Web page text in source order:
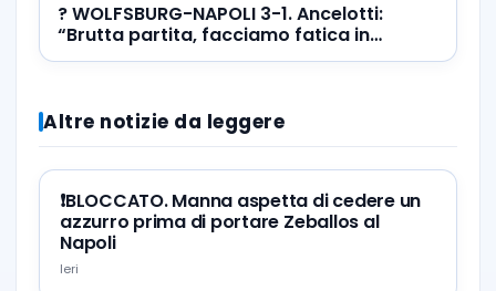
? WOLFSBURG-NAPOLI 3-1. Ancelotti:
“Brutta partita, facciamo fatica in
difesa” ? VIDEO: la sintesi della partita
Altre notizie da leggere
❗️BLOCCATO. Manna aspetta di cedere un
azzurro prima di portare Zeballos al
Napoli
Ieri